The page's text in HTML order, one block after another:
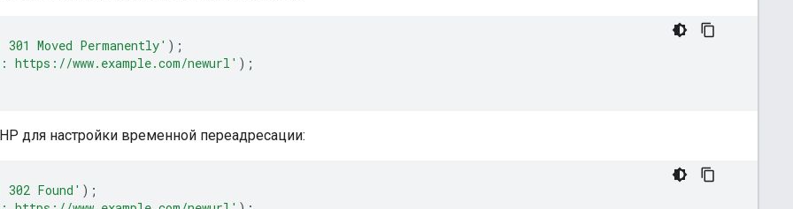
301 Moved Permanently' );
https://www.example.com/newurl' );
для настройки временной переадресации:
302 Found' );